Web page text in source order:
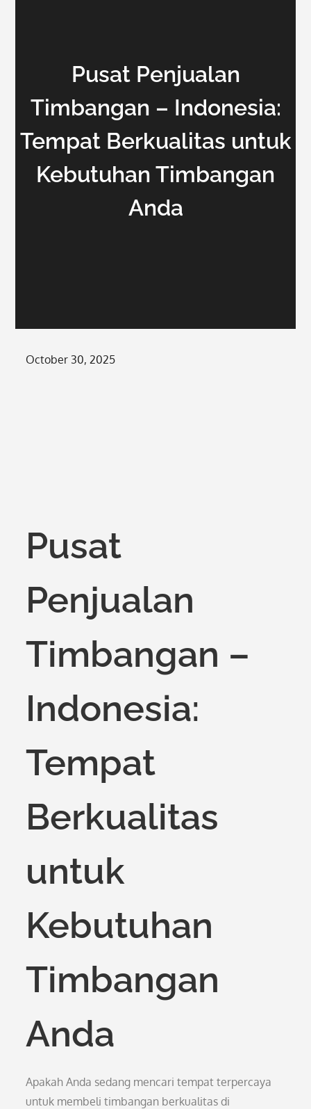
Pusat Penjualan
Timbangan – Indonesia:
Tempat Berkualitas untuk
Kebutuhan Timbangan
Anda
Posted
October 30, 2025
Pusat
Penjualan
Timbangan –
Indonesia:
Tempat
Berkualitas
untuk
Kebutuhan
Timbangan
Anda
Apakah Anda sedang mencari tempat terpercaya
untuk membeli timbangan berkualitas di